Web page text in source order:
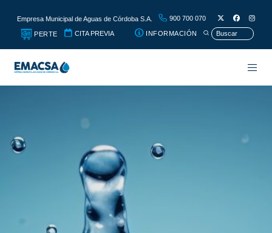
Empresa Municipal de Aguas de Córdoba S.A. 900 700 070
PERTE CITA PREVIA INFORMACIÓN